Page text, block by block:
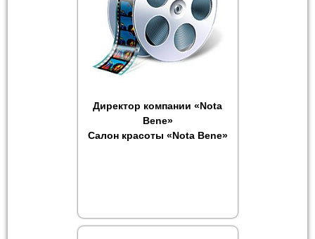
Директор компании «Nota
Bene»
Салон красоты «Nota Bene»